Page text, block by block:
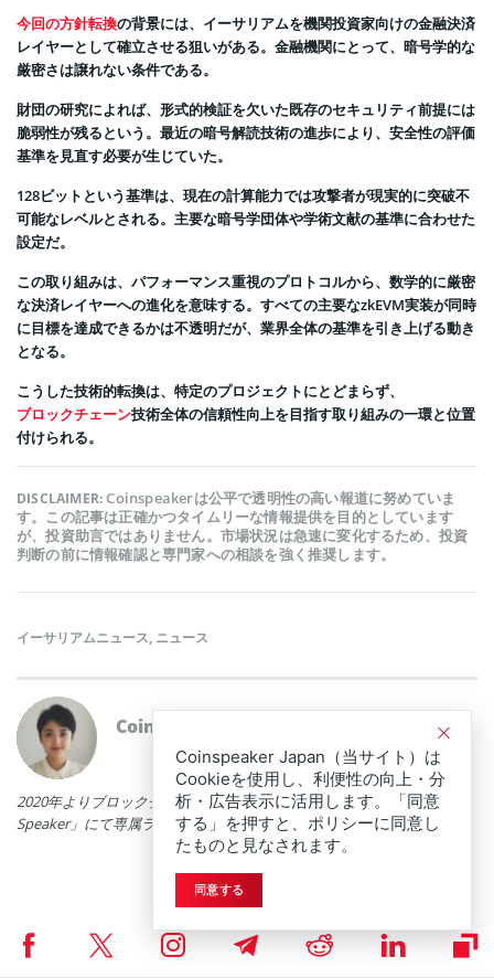
今回の方針転換の背景には、イーサリアムを機関投資家向けの金融決済
レイヤーとして確立させる狙いがある。金融機関にとって、暗号学的な
厳密さは譲れない条件である。
財団の研究によれば、形式的検証を欠いた既存のセキュリティ前提には
脆弱性が残るという。最近の暗号解読技術の進歩により、安全性の評価
基準を見直す必要が生じていた。
128ビットという基準は、現在の計算能力では攻撃者が現実的に突破不
可能なレベルとされる。主要な暗号学団体や学術文献の基準に合わせた
設定だ。
この取り組みは、パフォーマンス重視のプロトコルから、数学的に厳密
な決済レイヤーへの進化を意味する。すべての主要なzkEVM実装が同時
に目標を達成できるかは不透明だが、業界全体の基準を引き上げる動き
となる。
こうした技術的転換は、特定のプロジェクトにとどまらず、
ブロックチェーン技術全体の信頼性向上を目指す取り組みの一環と位置
付けられる。
DISCLAIMER:Coinspeakerは公平で透明性の高い報道に努めていま
す。この記事は正確かつタイムリーな情報提供を目的としています
が、投資助言ではありません。市場状況は急速に変化するため、投資
判断の前に情報確認と専門家への相談を強く推奨します。
イーサリアムニュース, ニュース
Coinspeakerニュースライター
2020年よりブロックチェーン領域への投資をスタート。現在は「Coin
Speaker」にて専属ライター兼暗号資産アナリストとして活動中。
Coinspeaker Japan（当サイト）は
Cookieを使用し、利便性の向上・分
析・広告表示に活用します。「同意
する」を押すと、ポリシーに同意し
たものと見なされます。
同意する